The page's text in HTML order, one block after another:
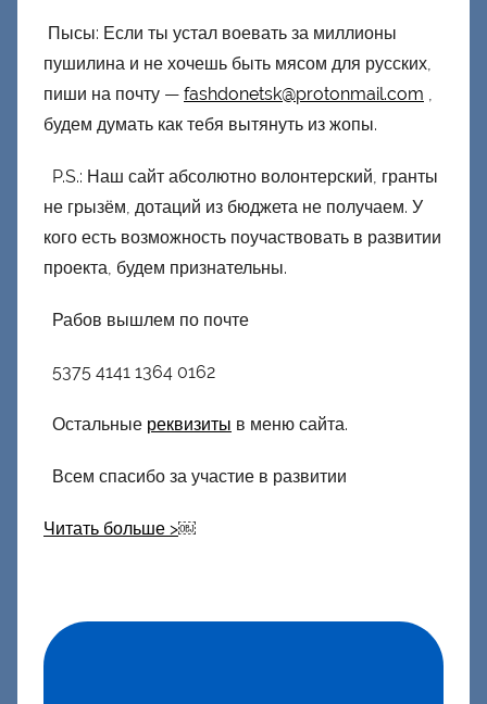
Пысы: Если ты устал воевать за миллионы
пушилина и не хочешь быть мясом для русских,
пиши на почту — fashdonetsk@protonmail.com ,
будем думать как тебя вытянуть из жопы.
P.S.: Наш сайт абсолютно волонтерский, гранты
не грызём, дотаций из бюджета не получаем. У
кого есть возможность поучаствовать в развитии
проекта, будем признательны.
Рабов вышлем по почте
5375 4141 1364 0162
Остальные реквизиты в меню сайта.
Всем спасибо за участие в развитии
Читать больше >￼